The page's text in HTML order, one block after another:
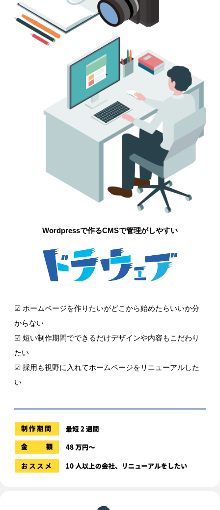
Wordpressで作るCMSで管理がしやすい
☑ ホームページを作りたいがどこから始めたらいいか分
からない
☑ 短い制作期間でできるだけデザインや内容もこだわり
たい
☑ 採用も視野に入れてホームページをリニューアルした
い